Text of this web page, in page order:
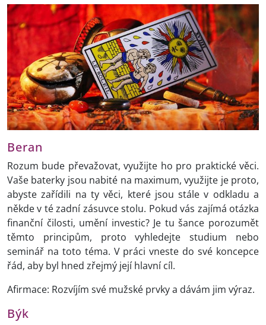
Beran
Rozum bude převažovat, využijte ho pro praktické věci.
Vaše baterky jsou nabité na maximum, využijte je proto,
abyste zařídili na ty věci, které jsou stále v odkladu a
někde v té zadní zásuvce stolu. Pokud vás zajímá otázka
finanční čilosti, umění investic? Je tu šance porozumět
těmto principům, proto vyhledejte studium nebo
seminář na toto téma. V práci vneste do své koncepce
řád, aby byl hned zřejmý její hlavní cíl.
Afirmace: Rozvíjím své mužské prvky a dávám jim výraz.
Býk